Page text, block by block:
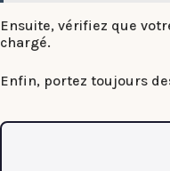
Ensuite, vérifiez que
chargé.
Enfin, portez toujours